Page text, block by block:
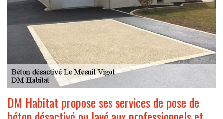
DM Habitat propose ses services de pose de